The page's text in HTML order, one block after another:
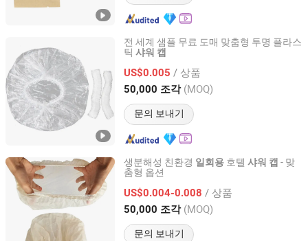
전 세계 샘플 무료 도매 맞춤형 투명 플라스
틱 샤워 캡
US$0.005 / 상품
50,000 조각 (MOQ)
문의 보내기
Xiantao Topmed Nonwoven Protective Products Co., Ltd.
Hubei, China 이후 2008
생분해성 친환경 일회용 호텔 샤워 캡 - 맞
춤형 옵션
US$0.004-0.008 / 상품
50,000 조각 (MOQ)
문의 보내기
Yangzhou New Lotus Plastic & Daily Chemicals Co., Ltd.
Jiangsu, China 이후 2025